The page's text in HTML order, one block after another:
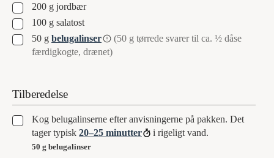
▢
200 g jordbær
▢100 g salatost
▢
50 g belugalinser
(50 g tørrede svarer til ca. ½ dåse
færdigkogte, drænet)
Tilberedelse
▢
Kog belugalinserne efter anvisningerne på pakken. Det
tager typisk 20–25 minutter i rigeligt vand.
50 g belugalinser